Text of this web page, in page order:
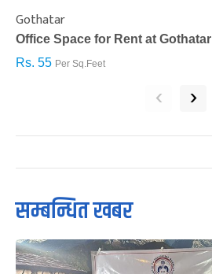
Gothatar
Office Space for Rent at Gothatar
Rs. 55 Per Sq.Feet
‹ ›
सम्बन्धित खबर